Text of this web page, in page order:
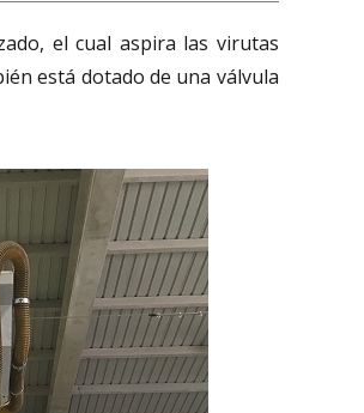
el cual aspira las virutas
está dotado de una válvula